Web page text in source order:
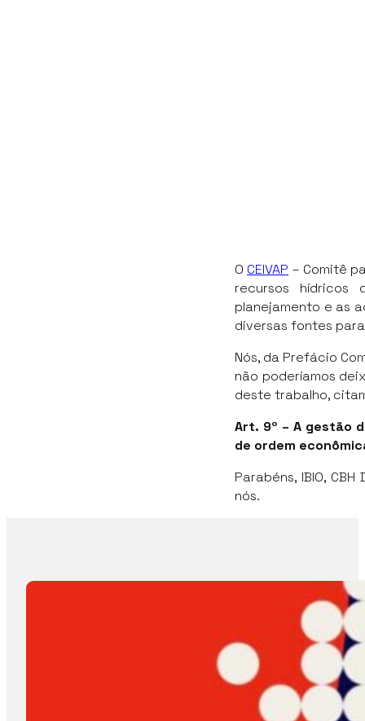
O CEIVAP – Comitê
recursos hídricos
planejamento e as
diversas fontes
Nós, da Prefácio
não poderíamos
deste trabalho,
Art. 9º – A gestão
de ordem
Parabéns, IBIO,
nós.